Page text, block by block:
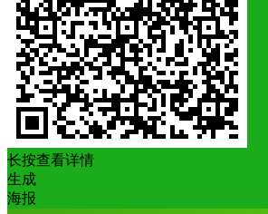
长按查看详情
生成
海报